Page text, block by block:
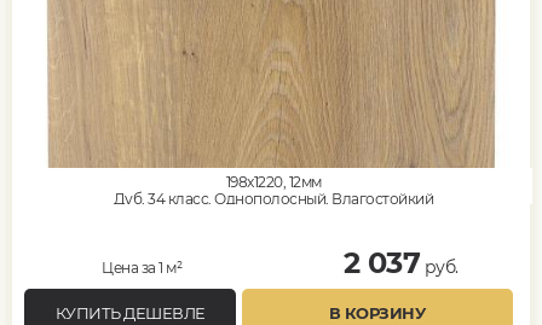
198x1220, 12мм
Дуб, 34 класс, Однополосный, Влагостойкий
Цена за 1 м² 2 037 руб.
КУПИТЬ ДЕШЕВЛЕ В КОРЗИНУ